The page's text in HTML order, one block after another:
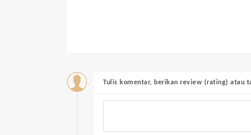
Tulis komentar, berikan review (rating) atau